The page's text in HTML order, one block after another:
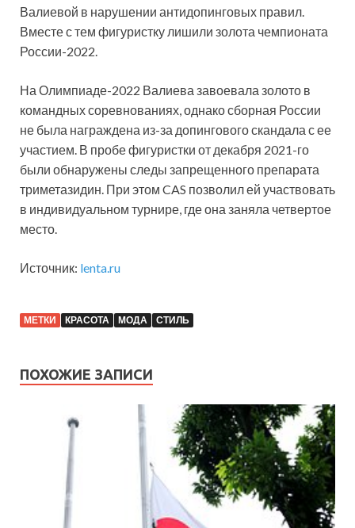
Валиевой в нарушении антидопинговых правил.
Вместе с тем фигуристку лишили золота чемпионата
России-2022.
На Олимпиаде-2022 Валиева завоевала золото в
командных соревнованиях, однако сборная России
не была награждена из-за допингового скандала с ее
участием. В пробе фигуристки от декабря 2021-го
были обнаружены следы запрещенного препарата
триметазидин. При этом CAS позволил ей участвовать
в индивидуальном турнире, где она заняла четвертое
место.
Источник: lenta.ru
МЕТКИ КРАСОТА МОДА СТИЛЬ
ПОХОЖИЕ ЗАПИСИ